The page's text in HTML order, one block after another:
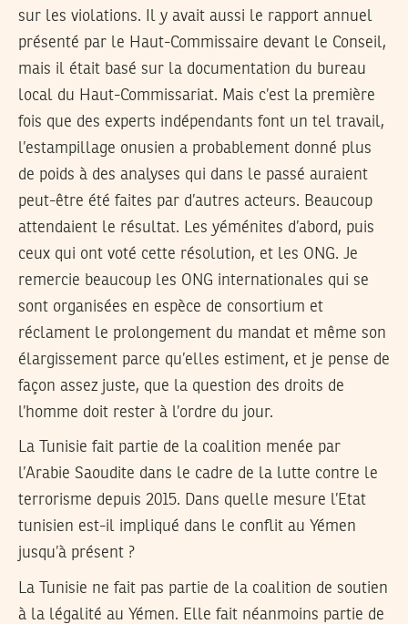
sur les violations. Il y avait aussi le rapport annuel
présenté par le Haut-Commissaire devant le Conseil,
mais il était basé sur la documentation du bureau
local du Haut-Commissariat. Mais c’est la première
fois que des experts indépendants font un tel travail,
l’estampillage onusien a probablement donné plus
de poids à des analyses qui dans le passé auraient
peut-être été faites par d’autres acteurs. Beaucoup
attendaient le résultat. Les yéménites d’abord, puis
ceux qui ont voté cette résolution, et les ONG. Je
remercie beaucoup les ONG internationales qui se
sont organisées en espèce de consortium et
réclament le prolongement du mandat et même son
élargissement parce qu’elles estiment, et je pense de
façon assez juste, que la question des droits de
l’homme doit rester à l’ordre du jour.
La Tunisie fait partie de la coalition menée par
l’Arabie Saoudite dans le cadre de la lutte contre le
terrorisme depuis 2015. Dans quelle mesure l’Etat
tunisien est-il impliqué dans le conflit au Yémen
jusqu’à présent ?
La Tunisie ne fait pas partie de la coalition de soutien
à la légalité au Yémen. Elle fait néanmoins partie de